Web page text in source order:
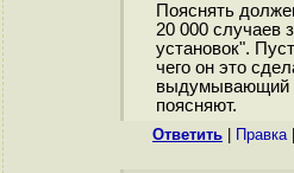
Пояснять
20 000 случаев
установок".
чего он это
выдумывающий
поясняют.
Ответить Правка|